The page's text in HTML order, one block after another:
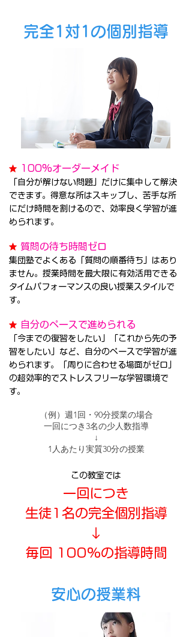
完全1対1の個別指導
★ 100%オーダーメイド
「自分が解けない問題」だけに集中して解決
できます。得意な所はスキップし、苦手な所
にだけ時間を割けるので、効率良く学習が進
められます。
★ 質問の待ち時間ゼロ
集団塾でよくある「質問の順番待ち」はあり
ません。授業時間を最大限に有効活用できる
タイムパフォーマンスの良い授業スタイルで
す。
★ 自分のペースで進められる
「今までの復習をしたい」「これから先の予
習をしたい」など、自分のペースで学習が進
められます。「周りに合わせる場面がゼロ」
の超効率的でストレスフリーな学習環境で
す。
（例）週1回・90分授業の場合
一回につき3名の少人数指導
↓
1人あたり実質30分の授業
この教室では
一回につき
生徒1名の完全個別指導
↓
毎回 100%の指導時間
安心の授業料